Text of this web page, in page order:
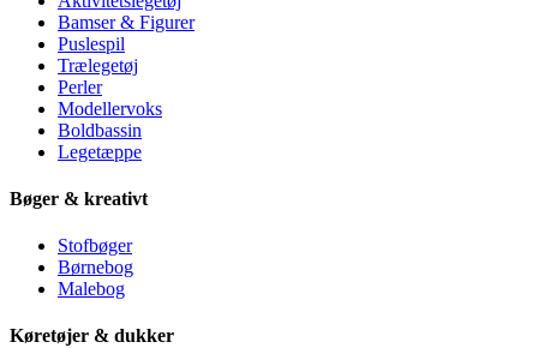
Bamser & Figurer
Puslespil
Trælegetøj
Perler
Modellervoks
Boldbassin
Legetæppe
Bøger & kreativt
Stofbøger
Børnebog
Malebog
Køretøjer & dukker